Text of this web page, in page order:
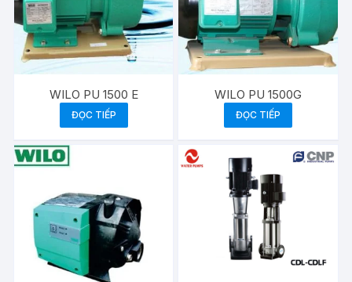
WILO PU 1500 E
ĐỌC TIẾP
WILO PU 1500G
ĐỌC TIẾP